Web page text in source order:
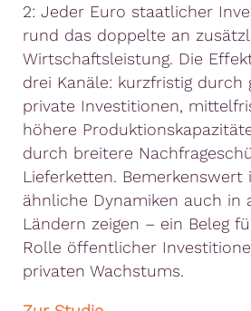
2: Jeder Euro staatlicher
rund das doppelte an
Wirtschaftsleistung. Die
drei Kanäle: kurzfristig durch
private Investitionen,
höhere
durch breitere
Lieferketten. Bemerkenswert
ähnliche Dynamiken auch in
Ländern zeigen – ein Beleg
Rolle öffentlicher
privaten Wachstums.